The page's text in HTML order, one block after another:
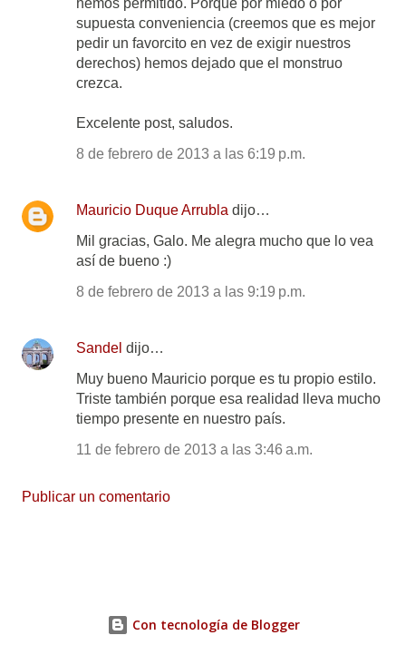
hemos permitido. Porque por miedo o por
supuesta conveniencia (creemos que es mejor
pedir un favorcito en vez de exigir nuestros
derechos) hemos dejado que el monstruo
crezca.
Excelente post, saludos.
8 de febrero de 2013 a las 6:19 p.m.
Mauricio Duque Arrubla dijo…
Mil gracias, Galo. Me alegra mucho que lo vea
así de bueno :)
8 de febrero de 2013 a las 9:19 p.m.
Sandel dijo…
Muy bueno Mauricio porque es tu propio estilo.
Triste también porque esa realidad lleva mucho
tiempo presente en nuestro país.
11 de febrero de 2013 a las 3:46 a.m.
Publicar un comentario
Con tecnología de Blogger